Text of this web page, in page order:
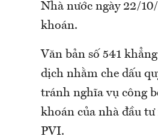
Nhà nước ngày 22/
khoán.
Văn bản số 541
dịch nhằm che dấu
tránh nghĩa vụ công
khoán của nhà đầu
PVI.